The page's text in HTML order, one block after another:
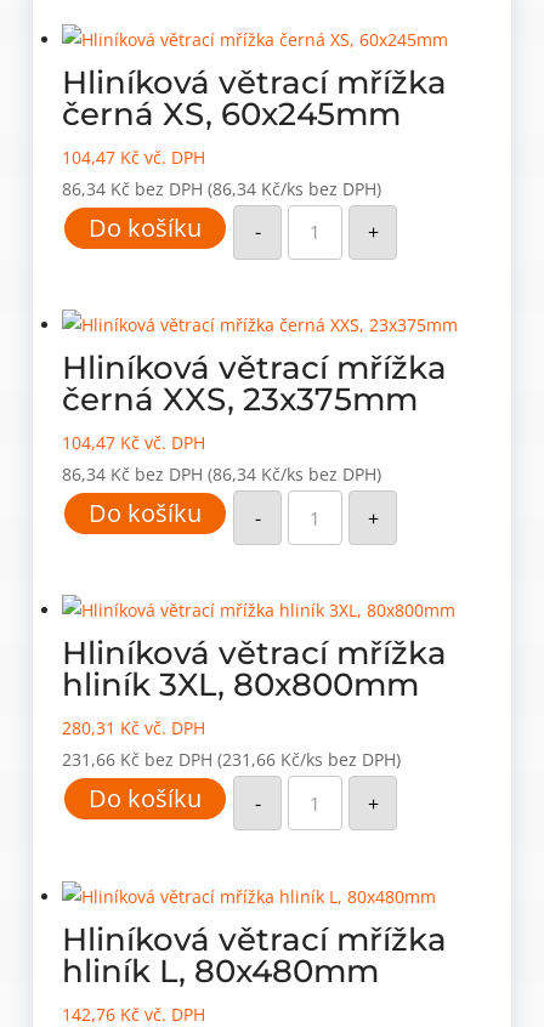
množství
Hliníková větrací mřížka
černá XS, 60x245mm
104,47 Kč vč. DPH
86,34 Kč bez DPH (86,34 Kč/ks bez DPH)
Do košíku -
Hliníková
větrací
mřížka
černá
množství
+
Hliníková větrací mřížka
černá XXS, 23x375mm
104,47 Kč vč. DPH
86,34 Kč bez DPH (86,34 Kč/ks bez DPH)
Do košíku -
Hliníková
větrací
mřížka
černá
množství
+
Hliníková větrací mřížka
hliník 3XL, 80x800mm
280,31 Kč vč. DPH
231,66 Kč bez DPH (231,66 Kč/ks bez DPH)
Do košíku -
Hliníková
větrací
mřížka
hliník
množství
+
Hliníková větrací mřížka
hliník L, 80x480mm
142,76 Kč vč. DPH